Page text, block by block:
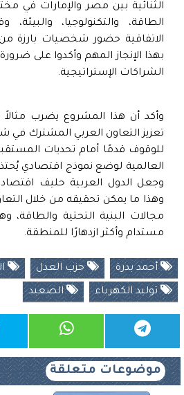
الثنائية بين مصر والإمارات في
الطاقة، والتكنولوجيا،
الاتفاقية حضور شخصيات بارزة من
بهذا الإنجاز المهم وأكدوا على
الشراكات الإستراتيجية.
وأكد أن هذا المشروع يضرب
تعزيز التعاون العربي المشترك في
للوقوف قدمًا أمام تحديات
العالمية لوضع نموذج اقتصادي
وجعل الدول العربية حليف
وهذا ما يمكن تحقيقه من خلال
مجالات البنية التحتية
مستدام وأكثر ازدهارًا للمنطقة.
أحمد بدرة حزب العدل
توليد الكهرباء الصعيد
موضوعات متعلقة